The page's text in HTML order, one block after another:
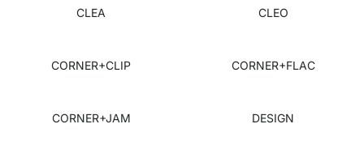
CLEA CLEO
CORNER+CLIP CORNER+FLAC
CORNER+JAM DESIGN